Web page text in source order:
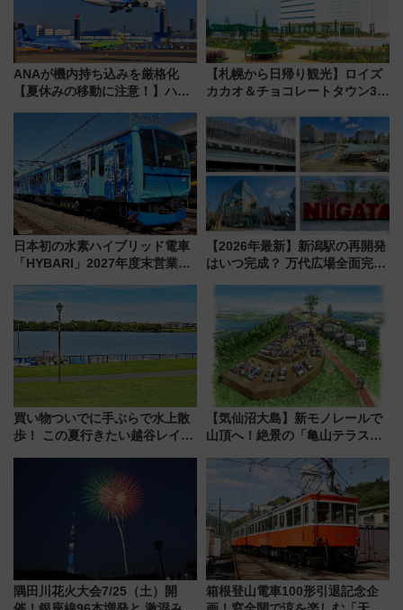
ANAが機内持ち込みを厳格化
【夏休みの移動に注意！】ハン
「身の回り品」新サイズ制限
(40×30×20cm)おさらい
【札幌から日帰り観光】ロイズ
カカオ＆チョコレートタウン3周
詰め放題を開催、ロイズタウン
駅からのアクセスも
日本初の水素ハイブリッド電車
「HYBARI」2027年度末営業運
で水素利活用が加速
【2026年最新】新潟駅の再開発
はいつ完成？ 万代広場全面完成
開発、バスタ新潟構想まで徹底
解説！
買い物ついでに手ぶらで水上散
歩！ この夏行きたい越谷レイク
ア「LAKESIDE PARK」（埼玉
【気仙沼大島】新モノレールで
山頂へ！絶景の「亀山テラス
暇村のお得な日帰りプランも登
隅田川花火大会7/25（土）開
箱根登山電車100形引退記念企